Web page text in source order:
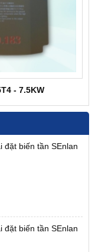
- 7.5KW
đặt biến tần SEnlan
đặt biến tần SEnlan